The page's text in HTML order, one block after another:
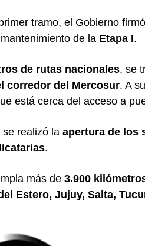
tramo, el Gobierno
de la Etapa I.
de rutas nacionales, se
corredor del Mercosur. A
está cerca del acceso a
se realizó la apertura de los
.
más de 3.900
Estero, Jujuy, Salta,